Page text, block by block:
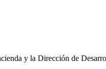
y la Dirección de